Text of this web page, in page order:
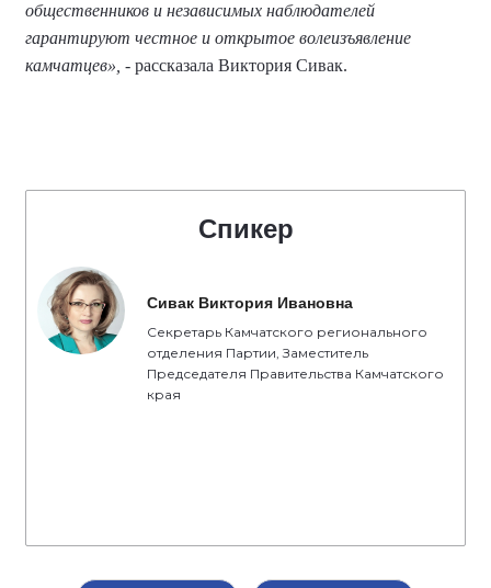
общественников и независимых наблюдателей
гарантируют честное и открытое волеизъявление
камчатцев», - рассказала Виктория Сивак.
Спикер
Сивак Виктория Ивановна
Секретарь Камчатского регионального
отделения Партии, Заместитель
Председателя Правительства Камчатского
края